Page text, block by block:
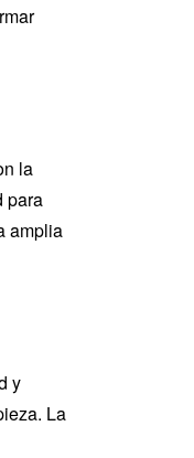
la
para
amplia
y
La